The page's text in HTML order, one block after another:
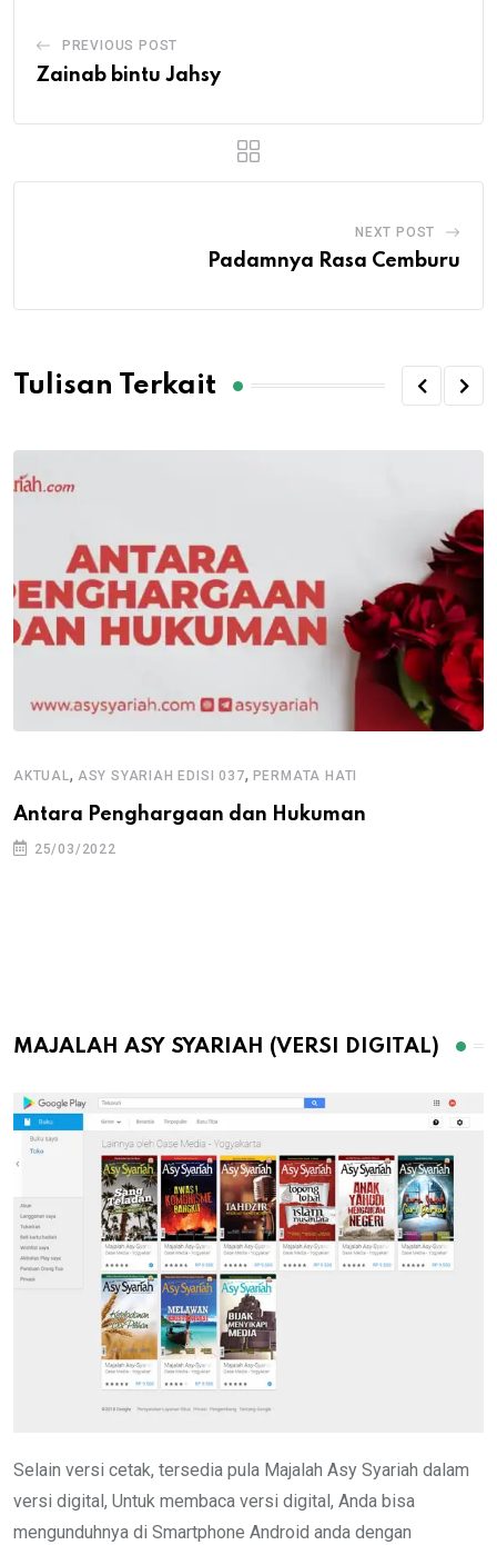
PREVIOUS POST
Zainab bintu Jahsy
NEXT POST
Padamnya Rasa Cemburu
Tulisan Terkait
AKTUAL, ASY SYARIAH EDISI 037, PERMATA HATI
Antara Penghargaan dan Hukuman
25/03/2022
MAJALAH ASY SYARIAH (VERSI DIGITAL)
Selain versi cetak, tersedia pula Majalah Asy Syariah dalam
versi digital, Untuk membaca versi digital, Anda bisa
mengunduhnya di Smartphone Android anda dengan